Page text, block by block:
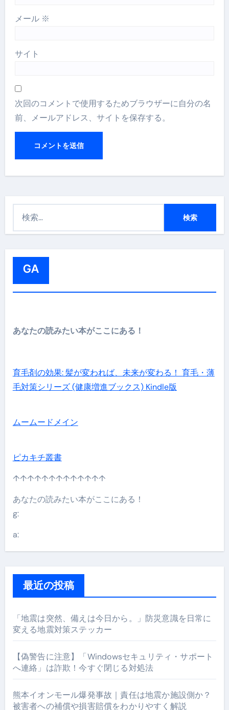
メール ※
サイト
次回のコメントで使用するためブラウザーに自分の名
前、メールアドレス、サイトを保存する。
GA
あなたの読みたい本がここにある！
育毛剤の効果: 髪が変われば、未来が変わる！ 育毛・薄
毛対策シリーズ (健康増進ブックス) Kindle版
ムームードメイン
ピカキチ叢書
↑↑↑↑↑↑↑↑↑↑↑↑↑
あなたの読みたい本がここにある！
g:
a:
最近の投稿
「地震は突然、備えは今日から。」防災意識を日常に
変える地震対策ステッカー
【偽警告に注意】「Windowsセキュリティ・サポート
へ連絡」は詐欺！今すぐ閉じる対処法
熊本イオンモール爆発事故｜責任は地震か施設側か？
被害者への補償や損害賠償をわかりやすく解説